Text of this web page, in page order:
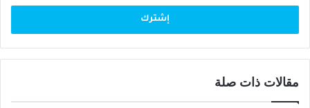
الإلكتروني
مقالات ذات صلة